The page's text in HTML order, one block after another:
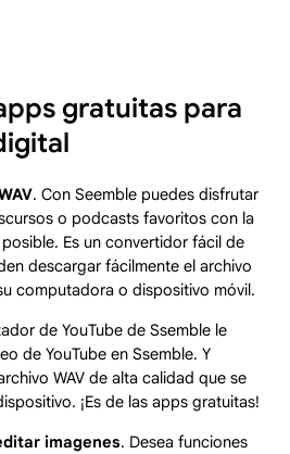
gratuitas para
. Con Seemble puedes disfrutar
o podcasts favoritos con la
Es un convertidor fácil de
descargar fácilmente el archivo
computadora o dispositivo móvil.
de YouTube de Ssemble le
de YouTube en Ssemble. Y
WAV de alta calidad que se
¡Es de las apps gratuitas!
imagenes. Desea funciones